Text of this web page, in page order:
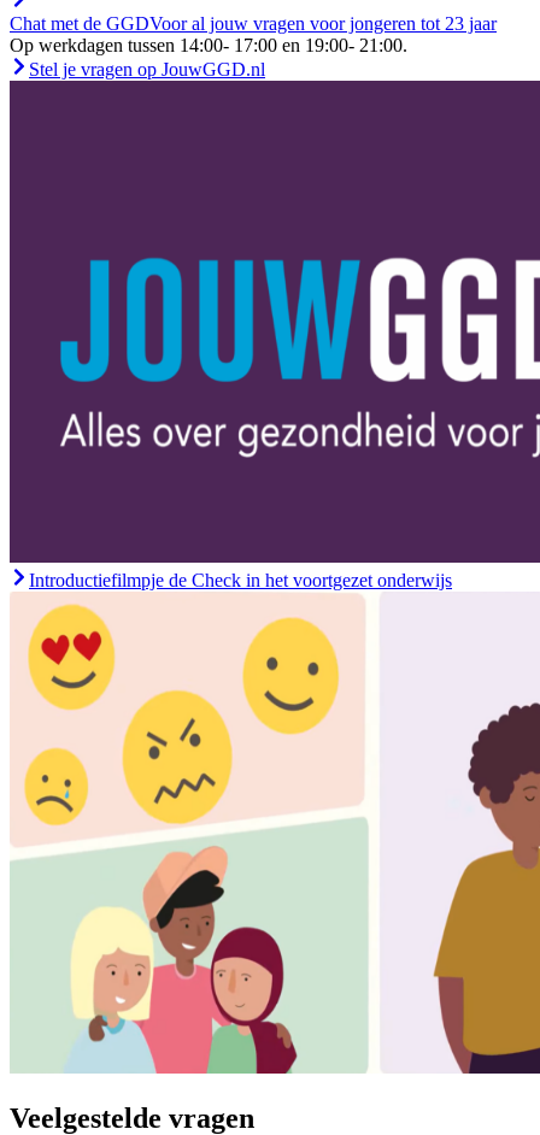
Chat met de GGDVoor al jouw vragen voor jongeren tot 23 jaar
Op werkdagen tussen 14:00- 17:00 en 19:00- 21:00.
Stel je vragen op JouwGGD.nl
Introductiefilmpje de Check in het voortgezet onderwijs
Veelgestelde vragen